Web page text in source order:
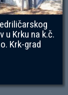
u Krku na k.č.
Krk-grad